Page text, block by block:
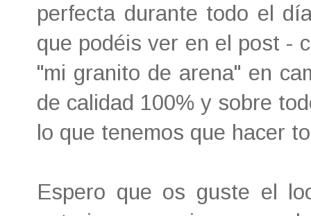
perfecta durante todo el
que podéis ver en el post -
"mi granito de arena" en
de calidad 100% y sobre
lo que tenemos que hacer
Espero que os guste el